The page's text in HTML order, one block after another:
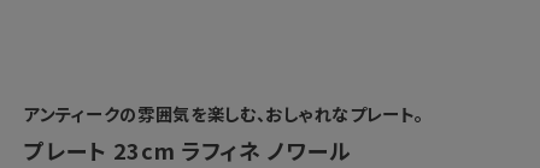
アンティークの雰囲気を楽しむ、おしゃれなプレート。
プレート 23cm ラフィネ ノワール